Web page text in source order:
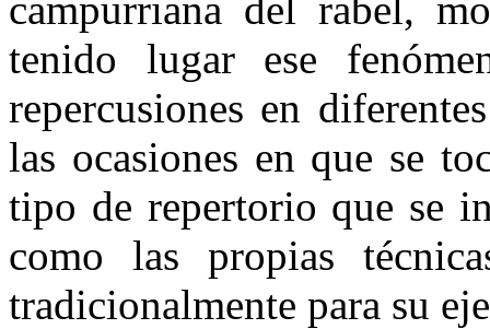
tenido lugar ese
repercusiones en
las ocasiones en que se
tipo de repertorio que se
como las propias
tradicionalmente para su